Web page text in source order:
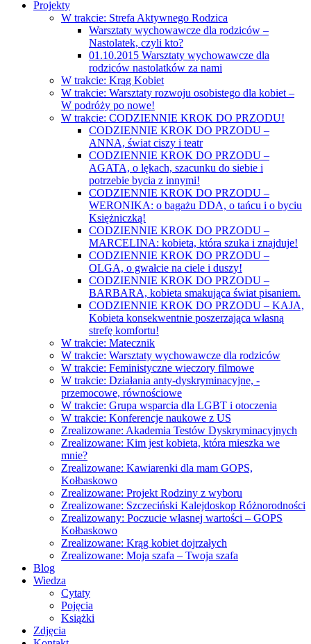
Projekty
W trakcie: Strefa Aktywnego Rodzica
Warsztaty wychowawcze dla rodziców –
Nastolatek, czyli kto?
01.10.2015 Warsztaty wychowawcze dla
rodziców nastolatków za nami
W trakcie: Krąg Kobiet
W trakcie: Warsztaty rozwoju osobistego dla kobiet –
W podróży po nowe!
W trakcie: CODZIENNIE KROK DO PRZODU!
CODZIENNIE KROK DO PRZODU –
ANNA, świat ciszy i teatr
CODZIENNIE KROK DO PRZODU –
AGATA, o lękach, szacunku do siebie i
potrzebie bycia z innymi!
CODZIENNIE KROK DO PRZODU –
WERONIKA: o bagażu DDA, o tańcu i o byciu
Księżniczką!
CODZIENNIE KROK DO PRZODU –
MARCELINA: kobieta, która szuka i znajduje!
CODZIENNIE KROK DO PRZODU –
OLGA, o gwałcie na ciele i duszy!
CODZIENNIE KROK DO PRZODU –
BARBARA, kobieta smakująca świat pisaniem.
CODZIENNIE KROK DO PRZODU – KAJA,
Kobieta konsekwentnie poszerzająca własną
strefę komfortu!
W trakcie: Matecznik
W trakcie: Warsztaty wychowawcze dla rodziców
W trakcie: Feministyczne wieczory filmowe
W trakcie: Działania anty-dyskryminacyjne, -
przemocowe, równościowe
W trakcie: Grupa wsparcia dla LGBT i otoczenia
W trakcie: Konferencje naukowe z US
Zrealizowane: Akademia Testów Dyskryminacyjnych
Zrealizowane: Kim jest kobieta, która mieszka we
mnie?
Zrealizowane: Kawiarenki dla mam GOPS,
Kołbaskowo
Zrealizowane: Projekt Rodziny z wyboru
Zrealizowane: Szczeciński Kalejdoskop Różnorodności
Zrealizowany: Poczucie własnej wartości – GOPS
Kołbaskowo
Zrealizowane: Krąg kobiet dojrzałych
Zrealizowane: Moja szafa – Twoja szafa
Blog
Wiedza
Cytaty
Pojęcia
Książki
Zdjęcia